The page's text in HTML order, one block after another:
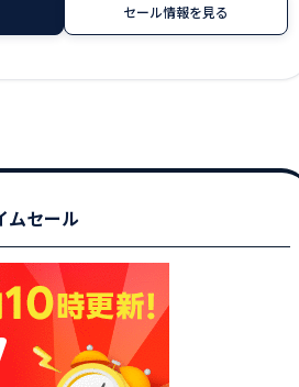
セール情報を見る
ムセール